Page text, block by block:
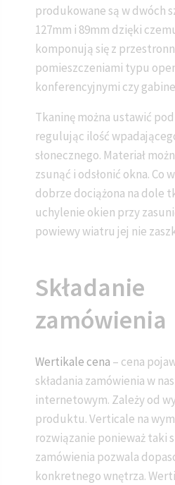
produkowane są w dwóch
127mm i 89mm dzięki
komponują się z
pomieszczeniami typu
konferencyjnymi czy
Tkaninę można ustawić
regulując ilość
słonecznego. Materiał
zsunąć i odsłonić okna. Co
dobrze dociążona na dole
uchylenie okien przy
powiewy wiatru jej nie
Składanie
zamówienia
Wertikale cena – cena
składania zamówienia w
internetowym. Zależy od
produktu. Verticale na
rozwiązanie ponieważ taki
zamówienia pozwala
konkretnego wnętrza.